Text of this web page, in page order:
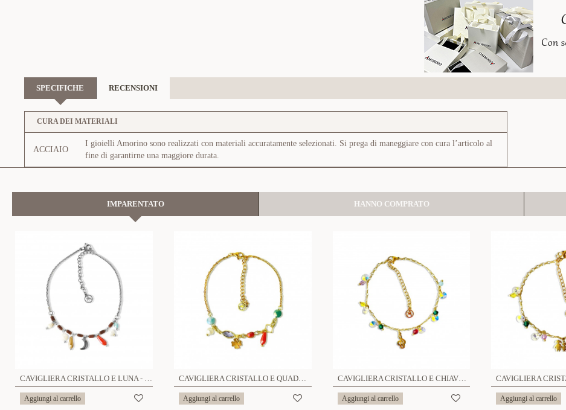
SPECIFICHE RECENSIONI
CURA DEI MATERIALI
ACCIAIO
I gioielli Amorino sono realizzati con materiali accuratamente selezionati. Si prega di maneggiare con cura l’articolo al
fine di garantirne una maggiore durata.
IMPARENTATO HANNO COMPRATO
CAVIGLIERA CRISTALLO E LUNA - ZNZ223848C20
Aggiungi al carrello
CAVIGLIERA CRISTALLO E QUADRIFOGLIO - ZNZ223848C17
Aggiungi al carrello
CAVIGLIERA CRISTALLO E CHIAVE DI VIOLINO - ZNZ223848C21
Aggiungi al carrello Aggiungi al carrello